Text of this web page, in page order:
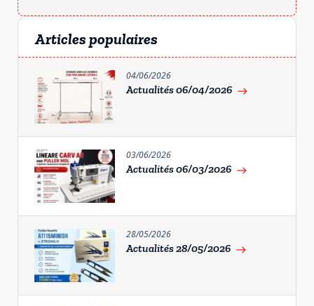
Articles populaires
04/06/2026
Actualités 06/04/2026 east
03/06/2026
Actualités 06/03/2026 east
28/05/2026
Actualités 28/05/2026 east